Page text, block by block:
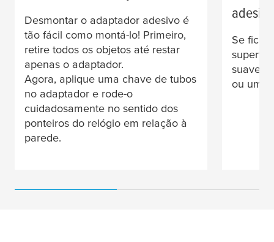
Desmontar o adaptador adesivo é
tão fácil como montá-lo! Primeiro,
retire todos os objetos até restar
apenas o adaptador.
Agora, aplique uma chave de tubos
no adaptador e rode-o
cuidadosamente no sentido dos
ponteiros do relógio em relação à
parede.
Se
ou um